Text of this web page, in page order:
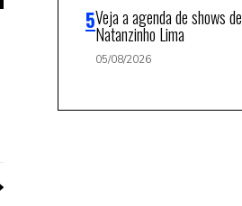
Veja a agenda de shows de
Natanzinho Lima
05/08/2026